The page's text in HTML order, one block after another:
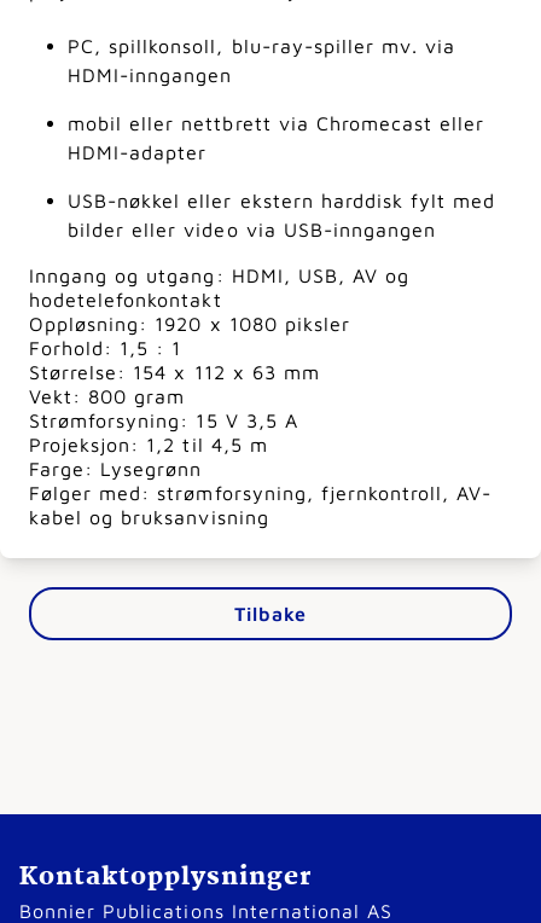
PC, spillkonsoll, blu-ray-spiller mv. via
HDMI-inngangen
mobil eller nettbrett via Chromecast eller
HDMI-adapter
USB-nøkkel eller ekstern harddisk fylt med
bilder eller video via USB-inngangen
Inngang og utgang: HDMI, USB, AV og
hodetelefonkontakt
Oppløsning: 1920 x 1080 piksler
Forhold: 1,5 : 1
Størrelse: 154 x 112 x 63 mm
Vekt: 800 gram
Strømforsyning: 15 V 3,5 A
Projeksjon: 1,2 til 4,5 m
Farge: Lysegrønn
Følger med: strømforsyning, fjernkontroll, AV-
kabel og bruksanvisning
Tilbake
Kontaktopplysninger
Bonnier Publications International AS